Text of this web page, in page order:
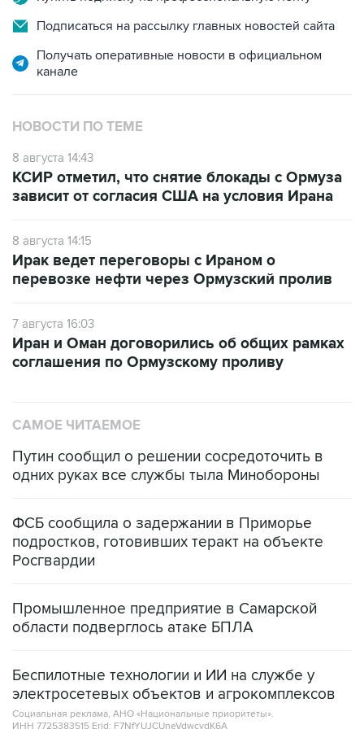
Подписаться на рассылку главных новостей сайта
Получать оперативные новости в официальном
канале
НОВОСТИ ПО ТЕМЕ
8 августа 14:43
КСИР отметил, что снятие блокады с Ормуза
зависит от согласия США на условия Ирана
8 августа 14:15
Ирак ведет переговоры с Ираном о
перевозке нефти через Ормузский пролив
7 августа 16:03
Иран и Оман договорились об общих рамках
соглашения по Ормузскому проливу
САМОЕ ЧИТАЕМОЕ
Путин сообщил о решении сосредоточить в
одних руках все службы тыла Минобороны
ФСБ сообщила о задержании в Приморье
подростков, готовивших теракт на объекте
Росгвардии
Промышленное предприятие в Самарской
области подверглось атаке БПЛА
Беспилотные технологии и ИИ на службе у
электросетевых объектов и агрокомплексов
Социальная реклама, АНО «Национальные приоритеты».
ИНН 7725383515 Erid: F7NfYUJCUneVdwcydK6A